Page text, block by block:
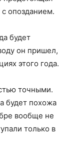
опозданием.
будет
он пришел,
этого года.
точными.
будет похожа
вообще не
только в